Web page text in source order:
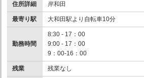
住所詳細 岸和田
最寄り駅 大和田駅より自転車10分
勤務時間
8:30 - 17：00
9:00 - 17：00
9：00-16：00
残業 残業なし